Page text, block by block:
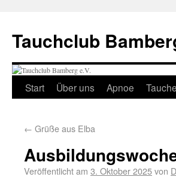
Tauchclub
Start Über uns Apnoe
← Grüße aus Elba
Veröffentlicht am 3. Oktober 2025von